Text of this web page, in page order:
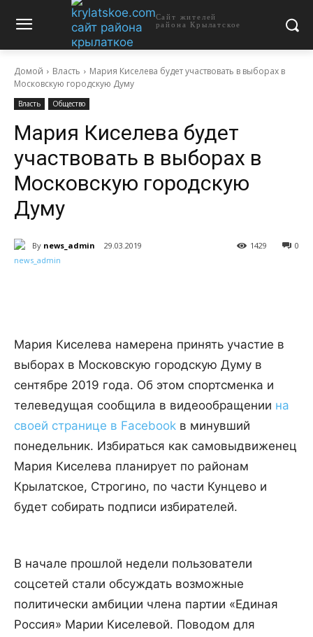
Сайт жителей
района Крылатское
Домой Власть
Мария Киселева будет участвовать в выборах в
Московскую городскую Думу
Власть Общество
Мария Киселева будет
участвовать в выборах в
Московскую городскую
Думу
By news_admin 29.03.2019 0
1429
Мария Киселева намерена принять участие в
выборах в Московскую городскую Думу в
сентябре 2019 года. Об этом спортсменка и
телеведущая сообщила в видеообращении на
своей странице в Facebook в минувший
понедельник. Избираться как самовыдвиженец
Мария Киселева планирует по районам
Крылатское, Строгино, по части Кунцево и
будет собирать подписи избирателей.
В начале прошлой недели пользователи
соцсетей стали обсуждать возможные
политически амбиции члена партии «Единая
Россия» Марии Киселевой. Поводом для